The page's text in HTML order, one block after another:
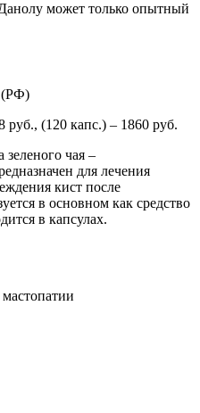
может только опытный
(РФ)
руб., (120 капс.) – 1860 руб.
чая –
для лечения
кист после
в основном как средство
в капсулах.